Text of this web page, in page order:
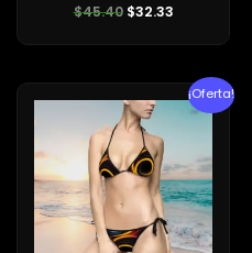
Valorado
con
de
$45.40 $32.33
¡Oferta!
precio
original
era:
$31.12.
precio
actual
$28.60.